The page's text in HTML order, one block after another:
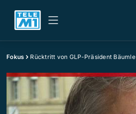
Fokus Rücktritt von GLP-Präsident Bäumle